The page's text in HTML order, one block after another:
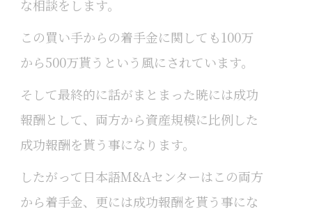
な相談をします。
この買い手からの着手金に関しても100万
から500万貰うという風にされています。
そして最終的に話がまとまった暁には成功
報酬として、両方から資産規模に比例した
成功報酬を貰う事になります。
したがって日本語M&Aセンターはこの両方
から着手金、更には成功報酬を貰う事にな